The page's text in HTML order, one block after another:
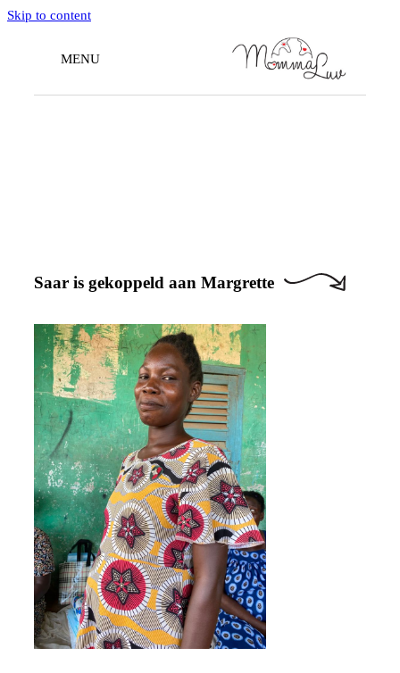
Skip to content
MENU
Saar is gekoppeld aan Margrette